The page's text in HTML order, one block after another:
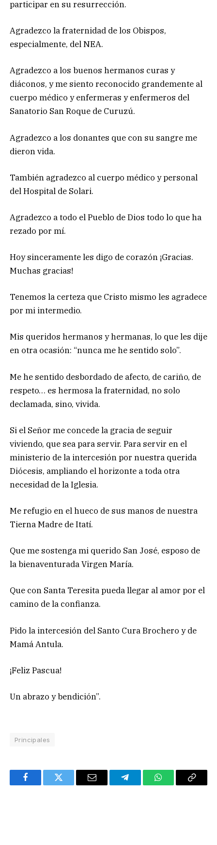
participar en su resurrección.
Agradezco la fraternidad de los Obispos,
especialmente, del NEA.
Agradezco a los buenos hermanos curas y
diáconos, y me siento reconocido grandemente al
cuerpo médico y enfermeras y enfermeros del
Sanatorio San Roque de Curuzú.
Agradezco a los donantes que con su sangre me
dieron vida.
También agradezco al cuerpo médico y personal
del Hospital de Solari.
Agradezco a todo el Pueblo de Dios todo lo que ha
rezado por mí.
Hoy sinceramente les digo de corazón ¡Gracias.
Muchas gracias!
Tenemos la certeza que Cristo mismo les agradece
por mi intermedio.
Mis queridos hermanos y hermanas, lo que les dije
en otra ocasión: “nunca me he sentido solo”.
Me he sentido desbordado de afecto, de cariño, de
respeto… es hermosa la fraternidad, no solo
declamada, sino, vivida.
Si el Señor me concede la gracia de seguir
viviendo, que sea para servir. Para servir en el
ministerio de la intercesión por nuestra querida
Diócesis, ampliando el horizonte a toda otra
necesidad de la Iglesia.
Me refugio en el hueco de sus manos de nuestra
Tierna Madre de Itatí.
Que me sostenga mi querido San José, esposo de
la bienaventurada Virgen María.
Que con Santa Teresita pueda llegar al amor por el
camino de la confianza.
Pido la intercesión del Santo Cura Brochero y de
Mamá Antula.
¡Feliz Pascua!
Un abrazo y bendición”.
Principales
FacebookTwitter Email TelegramWhatsAppCopy